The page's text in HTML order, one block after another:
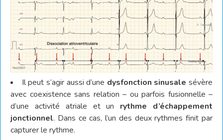
Il peut s’agir aussi d’une dysfonction sinusale sévère
avec coexistence sans relation – ou parfois fusionnelle –
d’une activité atriale et un rythme d’échappement
jonctionnel. Dans ce cas, l’un des deux rythmes finit par
capturer le rythme.